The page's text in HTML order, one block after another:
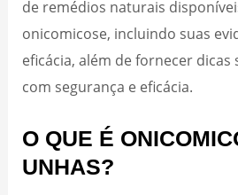
de remédios naturais
onicomicose, incluindo suas
eficácia, além de fornecer
com segurança e eficácia.
O QUE É
UNHAS?